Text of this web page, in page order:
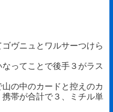
ヴニュとワルサーつけら
ってことで後手３がラス
の中のカードと控えのカ
帯が合計で３、ミチル単